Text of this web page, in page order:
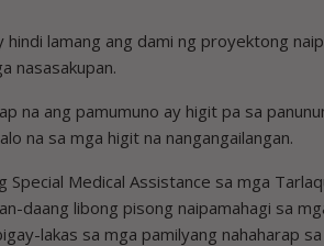
lamang ang dami ng proyektong
nasasakupan.
na ang pamumuno ay higit pa sa
na sa mga higit na nangangailangan.
Medical Assistance sa mga
daang libong pisong naipamahagi sa
lakas sa mga pamilyang nahaharap